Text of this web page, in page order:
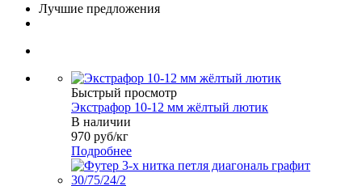
Лучшие предложения
Быстрый просмотр
Экстрафор 10-12 мм жёлтый лютик
В наличии
970 руб/кг
Подробнее